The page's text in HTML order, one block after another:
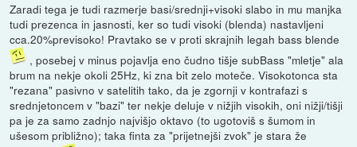
Zaradi tega je tudi razmerje basi/srednji+visoki slabo in mu manjka
tudi prezenca in jasnosti, ker so tudi visoki (blenda) nastavljeni
cca.20%previsoko! Pravtako se v proti skrajnih legah bass blende
, posebej v minus pojavlja eno čudno tišje subBass "mletje" ala
brum na nekje okoli 25Hz, ki zna bit zelo moteče. Visokotonca sta
"rezana" pasivno v satelitih tako, da je zgornji v kontrafazi s
srednjetoncem v "bazi" ter nekje deluje v nižjih visokih, oni nižji/tišji
pa je za samo zadnjo najvišjo oktavo (to ugotoviš s šumom in
ušesom približno); taka finta za "prijetnejši zvok" je stara že